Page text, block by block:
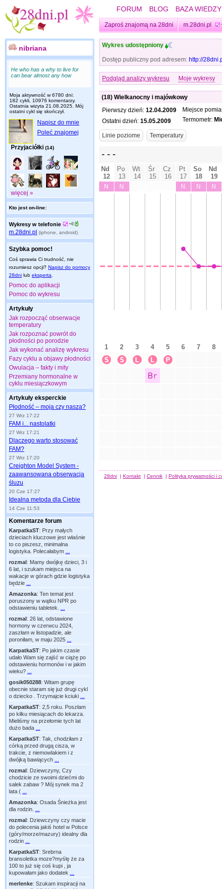
FORUM BLOG BAZA WIEDZY
Zaproś znajomą na 28dni m.28dni.pl
nibriana
He who has a why to live for
can bear almost any how
Moja aktywność w 6780 dni:
182 cykli, 10976 komentarzy.
Ostatnia wizyta 21.08.2025 . Mój
ostatni cykl się skończył.
Napisz do mnie
Poleć znajomej
Przyjaciółki (14)
więcej »
Kto jest on-line:
Wykresy w telefonie
m.28dni.pl (iphone, android)
Szybka pomoc!
Coś sprawia Ci trudność, nie
rozumiesz opcji? Napisz do pomocy
28dni lub eksperta
Pomoc do aplikacji
Pomoc do wykresu
Artykuły
Jak rozpocząć obserwacje
temperatury
Jak rozpoznać powrót do
płodności po porodzie
Jak wykonać analizę wykresu
Fazy cyklu a objawy płodności
Owulacja – fakty i mity
Przemiany hormonalne w
cyklu miesiączkowym
Artykuły eksperckie
Płodność – moja czy nasza?
27 Wrz 17:22
FAM i... nastolatki
27 Wrz 17:21
Dlaczego warto stosować
FAM?
27 Wrz 17:20
Creighton Model System -
zaawansowana obserwacja
śluzu
20 Cze 17:27
Idealna metoda dla Ciebie
14 Cze 11:53
Komentarze forum
KarpatkaST: Przy małych
dzieciach kluczowe jest właśnie
to co piszesz, minimalna
logistyka. Polecałabym
rozmal: Mamy dwójkę dzieci, 3 i
6 lat, i szukam miejsca na
wakacje w górach gdzie logistyka
będzie
Amazonka: Ten temat jest
poruszony w wątku NPR po
odstawieniu tabletek.
rozmal: 26 lat, odstawione
hormony w czerwcu 2024,
zaszłam w listopadzie, ale
poroniłam, w maju 2025
KarpatkaST: Po jakim czasie
udało Wam się zajść w ciążę po
odstawieniu hormonów i w jakim
wieku?
gosik050288: Witam grupę
obecnie staram się już drugi cykl
o dziecko . Trzymajcie kciuki
KarpatkaST: 2,5 roku. Poszłam
po kilku miesiącach do lekarza.
Mieliśmy na przełomie tych lat
dużo bada
KarpatkaST: Tak, chodziłam z
córką przed drugą cisza, w
trakcie, z niemowlakiem i z
dwójką bawiących
rozmal: Dziewczyny, Czy
chodzicie ze swoimi dziećmi do
salek zabaw ? Mój synek ma 2
lata (
Amazonka: Osada Śnieżka jest
dla rodzin.
rozmal: Dziewczyny czy macie
do polecenia jakiś hotel w Polsce
(góry/morze/mazury) idealny dla
rodzin
KarpatkaST: Srebrna
bransoletka moze?myślę że za
100 to już się coś kupi , ja
kupowałam jako dodatek
merlenke: Szukam inspiracji na
Wykres udostępniony
Dostęp publiczny pod adresem: http://
Podgląd analizy wykresu Moje wykresy
(18) Wielkanocny i majówkowy
Pierwszy dzień: 12.04.2009
Ostatni dzień: 15.05.2009
Miejsce
Termometr:
28dni | Kontakt | Cennik | Polityka prywatności i